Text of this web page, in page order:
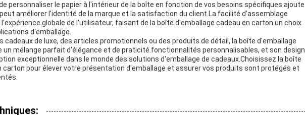
personnaliser le papier à l'intérieur de la boîte en fonction de vos besoins spécifiques ajoute
améliorer l'identité de la marque et la satisfaction du client.La facilité d'assemblage
globale de l'utilisateur, faisant de la boîte d'emballage cadeau en carton un choix
d'emballage.
cadeaux de luxe, des articles promotionnels ou des produits de détail, la boîte d'emballage
un mélange parfait d'élégance et de praticité.fonctionnalités personnalisables, et son design
exceptionnelle dans le monde des solutions d'emballage de cadeaux.Choisissez la boîte
carton pour élever votre présentation d'emballage et assurer vos produits sont protégés et